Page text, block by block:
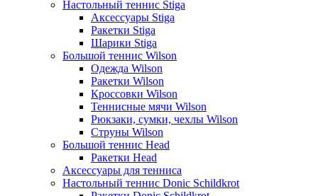
Настольный теннис Stiga
Аксессуары Stiga
Ракетки Stiga
Шарики Stiga
Большой теннис Wilson
Одежда Wilson
Ракетки Wilson
Кроссовки Wilson
Теннисные мячи Wilson
Рюкзаки, сумки, чехлы Wilson
Струны Wilson
Большой теннис Head
Ракетки Head
Аксессуары для тенниса
Настольный теннис Donic Schildkrot